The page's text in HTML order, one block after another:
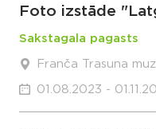
Foto izstāde
Sakstagala pagasts
Franča Trasuna
01.08.2023 -